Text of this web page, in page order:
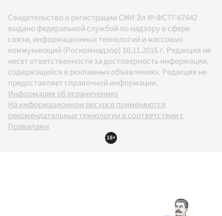
Свидетельство о регистрации СМИ Эл № ФС77-67642
выдано федеральной службой по надзору в сфере
связи, информационных технологий и массовых
коммуникаций (Роскомнадзор) 10.11.2016 г. Редакция не
несет ответственности за достоверность информации,
содержащейся в рекламных объявлениях. Редакция не
предоставляет справочной информации.
Информация об ограничениях
На информационном ресурсе применяются
рекомендательные технологии в соответствии с
Правилами
18+